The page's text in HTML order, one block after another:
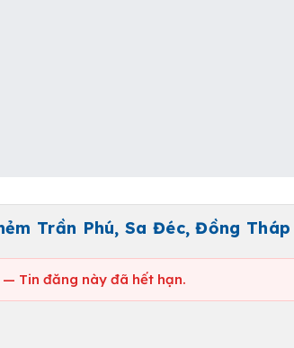
Trần Phú, Sa Đéc, Đồng Tháp
— Tin đăng này đã hết hạn.